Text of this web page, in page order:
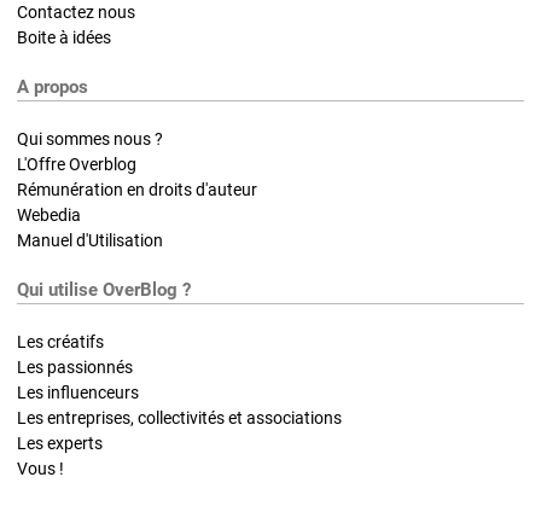
Contactez nous
Boite à idées
A propos
Qui sommes nous ?
L'Offre Overblog
Rémunération en droits d'auteur
Webedia
Manuel d'Utilisation
Qui utilise OverBlog ?
Les créatifs
Les passionnés
Les influenceurs
Les entreprises, collectivités et associations
Les experts
Vous !